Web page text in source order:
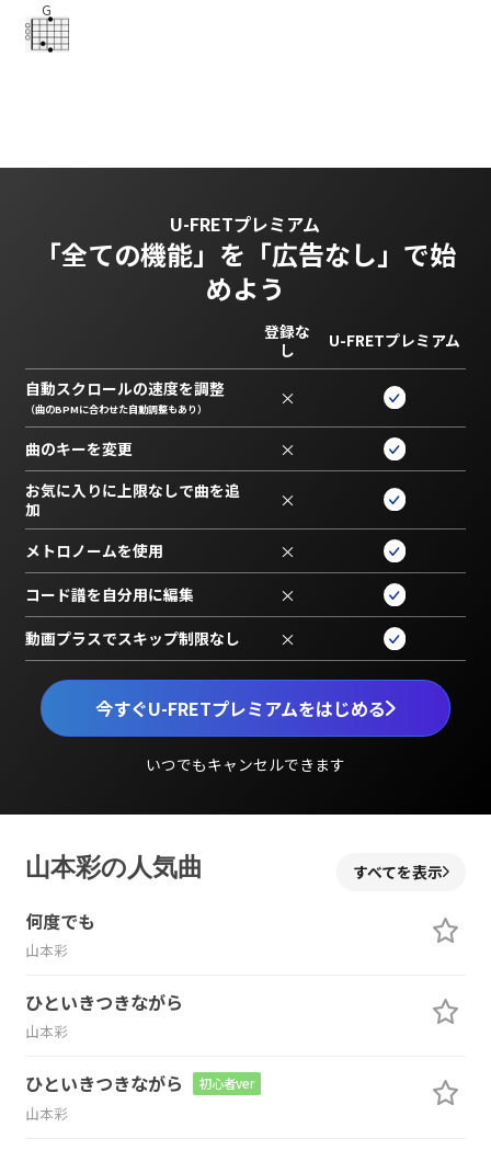
G
U-FRETプレミアム
「全ての機能」を 「広告なし」で始
めよう
今すぐU-FRETプレミアムをはじめる
いつでもキャンセルできます
登録な
し
U-FRETプレミアム
自動スクロールの速度を調整
（曲のBPMに合わせた自動調整もあり） ×
曲のキーを変更 ×
お気に入りに上限なしで曲を追
加
×
メトロノームを使用 ×
コード譜を自分用に編集 ×
動画プラスでスキップ制限なし ×
山本彩の人気曲 すべてを表示
何度でも
山本彩
ひといきつきながら
山本彩
ひといきつきながら 初心者ver
山本彩